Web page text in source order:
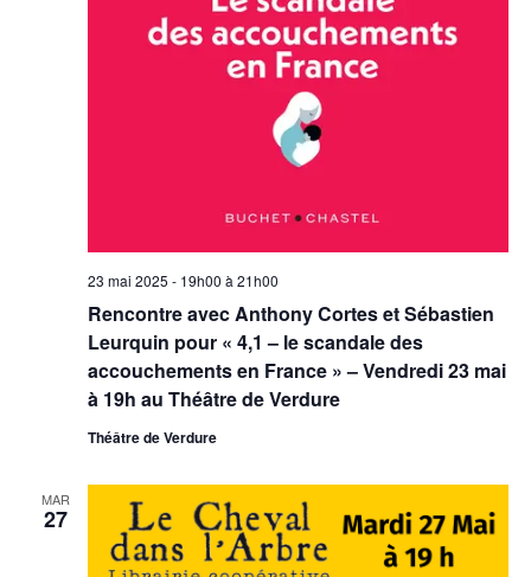
Rencontre avec Anthony Cortes et Sébastien
Leurquin pour « 4,1 – le scandale des
accouchements en France » – Vendredi 23 mai
à 19h au Théâtre de Verdure
23 mai 2025 - 19h00 à 21h00
Théâtre de Verdure
MAR
27